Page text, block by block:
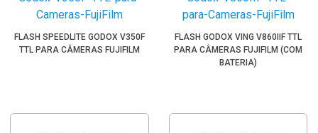
FLASH SPEEDLITE GODOX V350F
TTL PARA CÂMERAS FUJIFILM
FLASH GODOX VING V860IIF TTL
PARA CÂMERAS FUJIFILM (COM
BATERIA)